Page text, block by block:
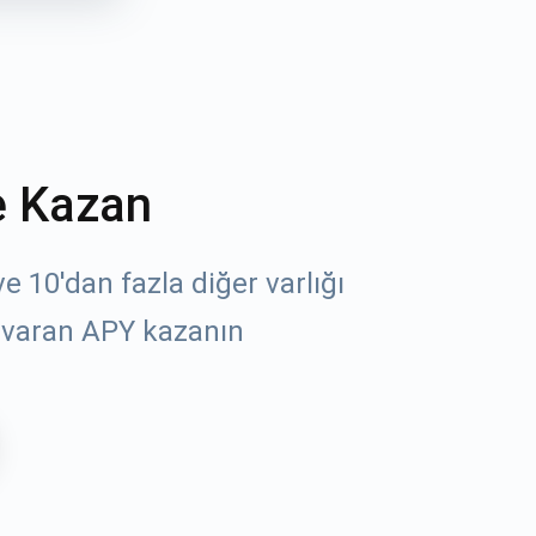
Kazan
10'dan fazla diğer varlığı
APY kazanın